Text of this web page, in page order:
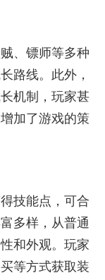
、镖师等多种
路线。此外，
机制，玩家甚
加了游戏的策
技能点，可合
多样，从普通
和外观。玩家
等方式获取装